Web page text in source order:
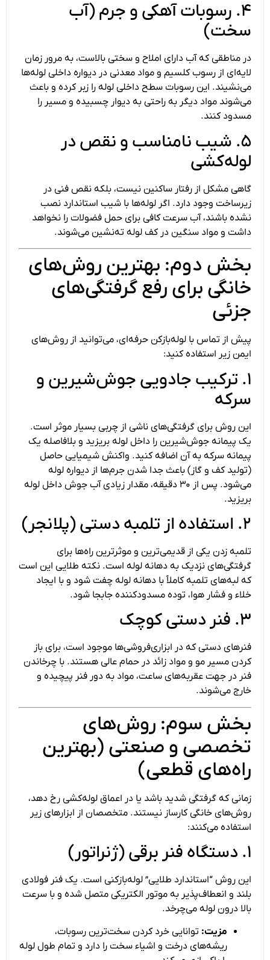
۴. رسوبات آهکی و جرم (آب
سخت)
در مناطقی که آب دارای املاح و سختی بالاست، به مرور زمان
لایه‌ای از رسوب کلسیم و مواد معدنی در دیواره داخلی لوله‌ها
می‌نشیند. این رسوبات سطح داخلی لوله را زبر کرده و باعث
می‌شوند مواد دیگر به راحتی به دیوار چسبیده و مسیر را
مسدود کنند.
۵. شیب نامناسب و نقص در
لوله‌کشی
گاهی مشکل از رفتار ساکنین نیست، بلکه نقص فنی در
زیرساخت وجود دارد. اگر لوله‌ها با شیب استاندارد نصب
نشده باشند، آب سرعت کافی برای حمل فضولات را نخواهد
داشت و مواد سنگین در کف لوله ته‌نشین می‌شوند.
بخش دوم: بهترین روش‌های
خانگی برای رفع گرفتگی‌های
جزئی
پیش از تماس با لوله‌بازکن حرفه‌ای، می‌توانید از روش‌های
ایمن زیر استفاده کنید:
۱. ترکیب جادویی جوش‌شیرین و
سرکه
این روش برای گرفتگی‌های ناشی از چربی بسیار موثر است.
یک پیمانه جوش‌شیرین را داخل لوله بریزید و بلافاصله یک
پیمانه سرکه به آن اضافه کنید. واکنش شیمیایی حاصل
(تولید کف و گاز) باعث جدا شدن جرم‌ها از دیواره لوله
می‌شود. پس از ۳۰ دقیقه، مقدار زیادی آب جوش داخل لوله
بریزید.
۲. استفاده از تلمبه دستی (پلانجر)
تلمبه زدن یکی از قدیمی‌ترین و موثرترین راه‌ها برای
گرفتگی‌های نزدیک به دهانه لوله است. نکته طلایی این است
که لبه‌های تلمبه کاملاً با دهانه لوله چفت شود و با ایجاد
خلاء و فشار هوا، توده مسدودکننده جابجا شود.
۳. فنر دستی کوچک
فنرهای دستی که در ابزاری‌فروشی‌ها موجود است، برای باز
کردن مسیر مو و مواد زائد در حمام عالی هستند. با چرخاندن
فنر در جهت عقربه‌های ساعت، مواد به دور فنر پیچیده و
خارج می‌شوند.
بخش سوم: روش‌های
تخصصی و صنعتی (بهترین
راه‌های قطعی)
زمانی که گرفتگی شدید باشد یا در اعماق لوله‌کشی رخ دهد،
روش‌های خانگی کارساز نیستند. متخصصان از ابزارهای زیر
استفاده می‌کنند:
۱. دستگاه فنر برقی (ژنراتور)
این روش “استاندارد طلایی” لوله‌بازکنی است. یک فنر فولادی
بلند و انعطاف‌پذیر به موتور الکتریکی متصل شده و با سرعت
بالا درون لوله می‌چرخد.
مزیت: توانایی خرد کردن سخت‌ترین رسوبات،
ریشه‌های درخت و اشیاء سخت را دارد و تمام طول لوله